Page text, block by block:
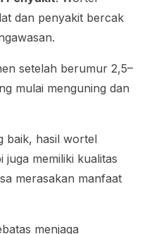
dan penyakit bercak
setelah berumur 2,5–
mulai menguning dan
baik, hasil wortel
memiliki kualitas
merasakan manfaat
menjaga